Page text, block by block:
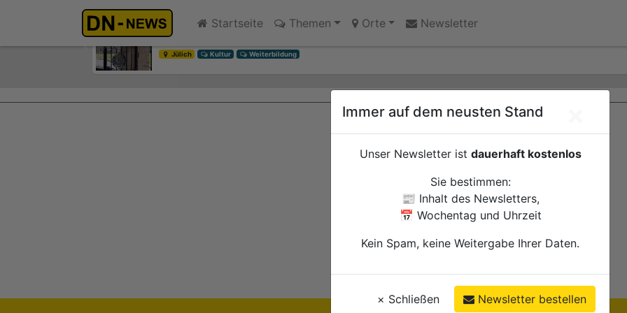
Startseite Themen Orte Newsletter
Diskussionen um Villa Buth: Erinnerungsort oder Abriss?
Jülich
Kultur Weiterbildung
Previous
Ihre Anzeige hier?
Immer auf dem neusten Stand
Unser Newsletter ist dauerhaft kostenlos
Sie bestimmen:
📰 Inhalt des Newsletters,
📅 Wochentag und Uhrzeit
Kein Spam, keine Weitergabe Ihrer Daten.
× Schließen Newsletter bestellen